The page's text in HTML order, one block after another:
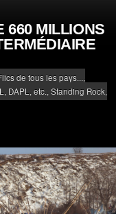
660 MILLIONS
de tous les pays...,
DAPL, etc.,Standing Rock,